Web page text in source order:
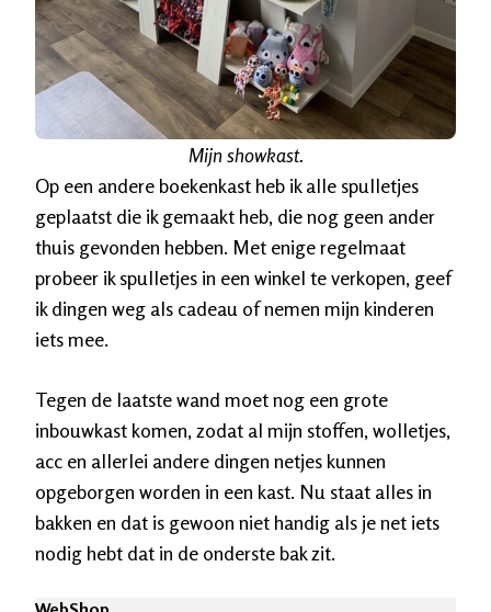
Mijn showkast.
Op een andere boekenkast heb ik alle spulletjes
geplaatst die ik gemaakt heb, die nog geen ander
thuis gevonden hebben. Met enige regelmaat
probeer ik spulletjes in een winkel te verkopen, geef
ik dingen weg als cadeau of nemen mijn kinderen
iets mee.
Tegen de laatste wand moet nog een grote
inbouwkast komen, zodat al mijn stoffen, wolletjes,
acc en allerlei andere dingen netjes kunnen
opgeborgen worden in een kast. Nu staat alles in
bakken en dat is gewoon niet handig als je net iets
nodig hebt dat in de onderste bak zit.